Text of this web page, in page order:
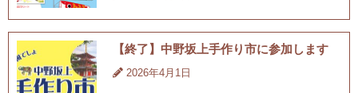
【終了】中野坂上手作り市に参加します
2026年4月1日